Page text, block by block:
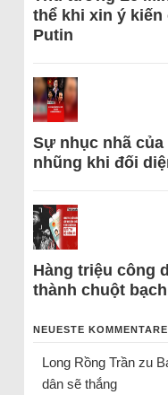
thể khi xin ý
Putin
Sự nhục nhã
nhũng khi đối
Hàng triệu công
thành chuột
NEUESTE KOMMENTARE
Long Rồng Trầnzu
dân sẽ thắng